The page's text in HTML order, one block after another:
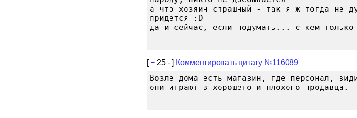
а что хозяин страшный - так я ж тогда не
придется :D
да и сейчас, если подумать... с кем только
[+ 25 - ] Комментировать цитату №116089
Возле дома есть магазин, где персонал,
они играют в хорошего и плохого продавца.